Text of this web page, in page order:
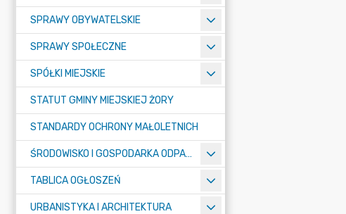
SPRAWY OBYWATELSKIE
SPRAWY SPOŁECZNE
SPÓŁKI MIEJSKIE
STATUT GMINY MIEJSKIEJ ŻORY
STANDARDY OCHRONY MAŁOLETNICH
ŚRODOWISKO I GOSPODARKA ODPADAMI
TABLICA OGŁOSZEŃ
URBANISTYKA I ARCHITEKTURA